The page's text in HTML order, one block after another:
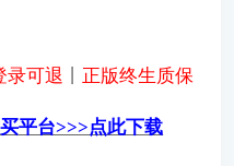
录可退 正版终生质保
平台>>>点此下载